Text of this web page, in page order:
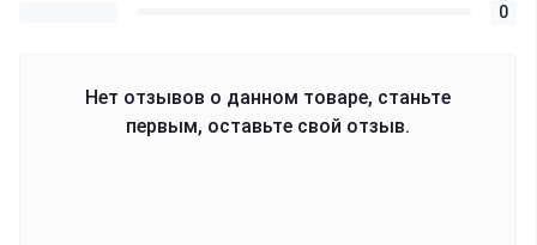
0
Нет отзывов о данном товаре, станьте
первым, оставьте свой отзыв.